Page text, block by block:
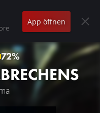
App öffnen
72%